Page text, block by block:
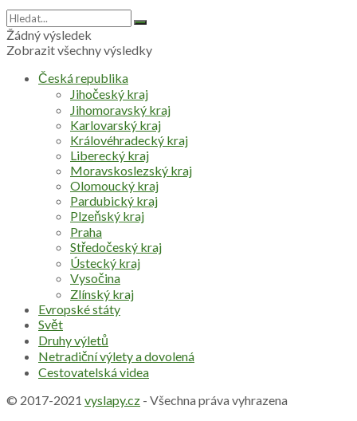
Žádný výsledek
Zobrazit všechny výsledky
Česká republika
Jihočeský kraj
Jihomoravský kraj
Karlovarský kraj
Královéhradecký kraj
Liberecký kraj
Moravskoslezský kraj
Olomoucký kraj
Pardubický kraj
Plzeňský kraj
Praha
Středočeský kraj
Ústecký kraj
Vysočina
Zlínský kraj
Evropské státy
Svět
Druhy výletů
Netradiční výlety a dovolená
Cestovatelská videa
© 2017-2021 vyslapy.cz - Všechna práva vyhrazena